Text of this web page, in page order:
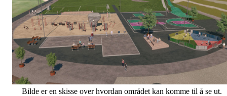
Bilde er en skisse over hvordan området kan komme til å se ut.